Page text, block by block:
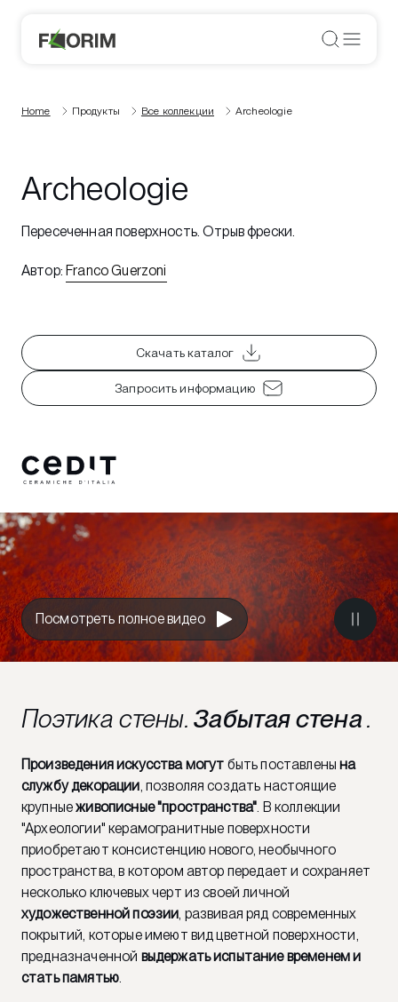
Home Продукты Все коллекции Archeologie
Archeologie
Пересеченная поверхность. Отрыв фрески.
Автор: Franco Guerzoni
Скачать каталог
Запросить информацию
Посмотреть полное видео
Поэтика стены.Забытая стена.
Произведения искусства могут быть поставленына
службу декорации, позволяя создать настоящие
крупныеживописные "пространства". В коллекции
"Археологии" керамогранитные поверхности
приобретают консистенцию нового, необычного
пространства, в котором автор передает и сохраняет
несколько ключевых черт из своей личной
художественной поэзии, развивая ряд современных
покрытий, которые имеют вид цветной поверхности,
предназначенной выдержать испытание временем и
стать памятью.